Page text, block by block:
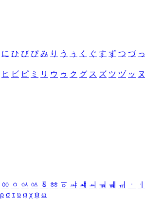
に ひ び ぴ み り う ぅ く ぐ す ず つ づ っ
ヒ ビ ピ ミ リ ウ ゥ ク グ ス ズ ツ ヅ ッ ヌ
ㆀ ㆁ ㆂ ㆃ ㆄ ㆅ ㆆ ㆇ ㆈ ㆉ ㆊ ㆋ ㆌ ㆍ
ㆎ
ρ σ τ υ φ χ ψ ω